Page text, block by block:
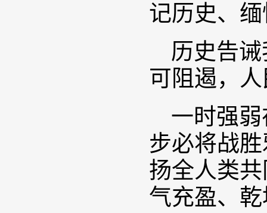
记历史、
历史告
可阻遏，
一时强
步必将战
扬全人类
气充盈、